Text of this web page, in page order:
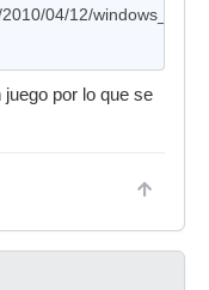
04/12/
por lo que se